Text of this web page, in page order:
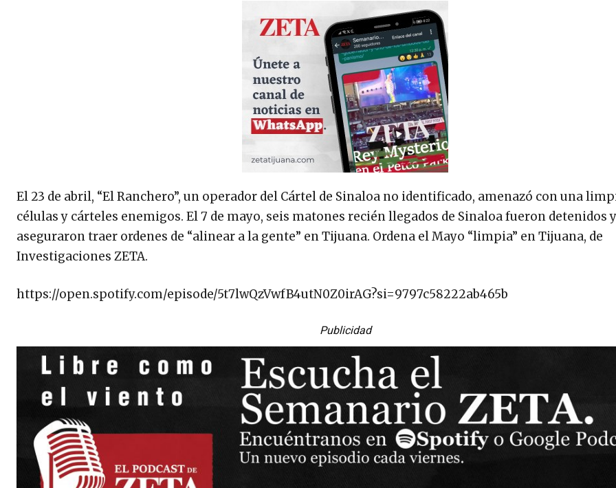
El 23 de abril, “El Ranchero”, un operador del Cártel de Sinaloa no identificado, amenazó con una
células y cárteles enemigos. El 7 de mayo, seis matones recién llegados de Sinaloa fueron detenidos y
aseguraron traer ordenes de “alinear a la gente” en Tijuana. Ordena el Mayo “limpia” en Tijuana, de
Investigaciones ZETA.
https://open.spotify.com/episode/5t7lwQzVwfB4utN0Z0irAG?si=9797c58222ab465b
Publicidad